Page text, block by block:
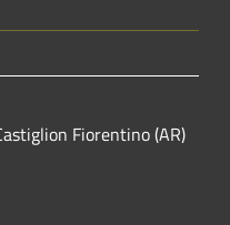
Fiorentino (AR)